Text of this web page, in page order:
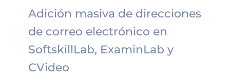
Adición masiva de direcciones
de correo electrónico en
SoftskillLab, ExaminLab y
CVideo